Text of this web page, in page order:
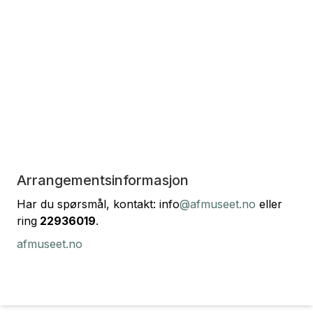
Arrangementsinformasjon
Har du spørsmål, kontakt: info@afmuseet.no eller
ring 22936019.
afmuseet.no